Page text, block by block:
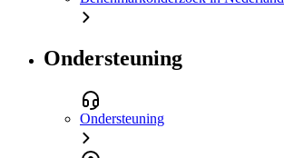
Ondersteuning
Ondersteuning